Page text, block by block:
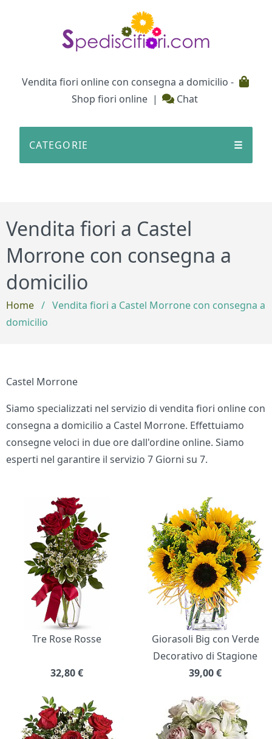
Vendita fiori online con consegna a domicilio -
Shop fiori online | Chat
CATEGORIE ☰
Vendita fiori a Castel
Morrone con consegna a
domicilio
Home / Vendita fiori a Castel Morrone con consegna a
domicilio
Castel Morrone
Siamo specializzati nel servizio di vendita fiori online con
consegna a domicilio a Castel Morrone. Effettuiamo
consegne veloci in due ore dall'ordine online. Siamo
esperti nel garantire il servizio 7 Giorni su 7.
Bouquet di fiori
Tre Rose Rosse
32,80€
Giorasoli Big con Verde
Decorativo di Stagione
39,00€